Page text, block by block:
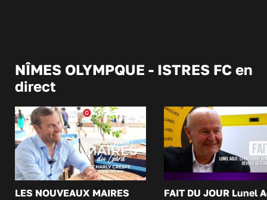
NÎMES OLYMPQUE - ISTRES FC en
direct
LES NOUVEAUX MAIRES
FAIT DU JOUR Lunel